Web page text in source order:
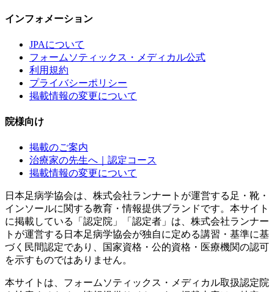
インフォメーション
JPAについて
フォームソティックス・メディカル公式
利用規約
プライバシーポリシー
掲載情報の変更について
院様向け
掲載のご案内
治療家の先生へ｜認定コース
掲載情報の変更について
日本足病学協会は、株式会社ランナートが運営する足・靴・
インソールに関する教育・情報提供ブランドです。本サイト
に掲載している「認定院」「認定者」は、株式会社ランナー
トが運営する日本足病学協会が独自に定める講習・基準に基
づく民間認定であり、国家資格・公的資格・医療機関の認可
を示すものではありません。
本サイトは、フォームソティックス・メディカル取扱認定院